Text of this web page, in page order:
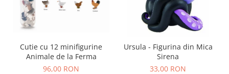
Cutii muzicale
Idei cadou fetite
Cadouri ieftine pentru copii
Cadouri botez
Cutie cu 12 minifigurine
Animale de la Ferma
96,00 RON
Ursula - Figurina din Mica
Sirena
33,00 RON